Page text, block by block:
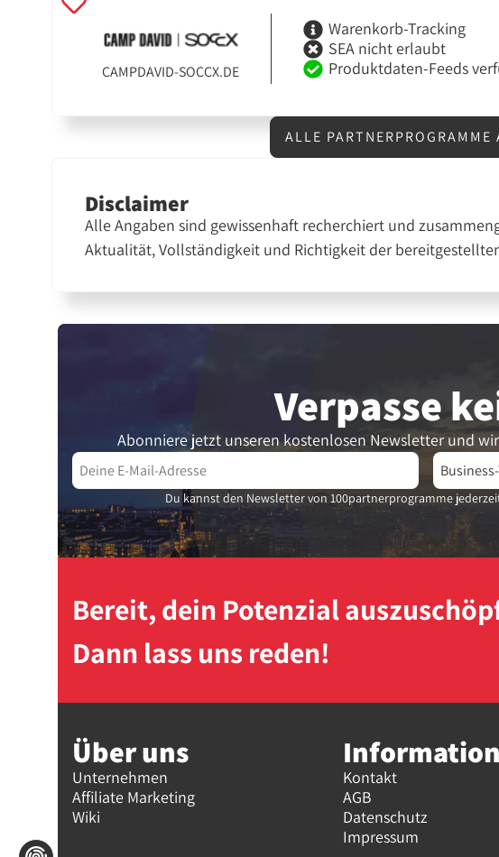
CAMPDAVID-SOCCX.DE
Warenkorb-Tracking
SEA nicht erlaubt
Produktdaten-Feeds
ALLE
Disclaimer
Alle Angaben sind gewissenhaft recherchiert und
Aktualität, Vollständigkeit und Richtigkeit der
Verpasse
Abonniere jetzt unseren kostenlosen Newsletter und
Du kannst den Newsletter von 100partnerprogramme
Bereit, dein Potenzial
Dann lass uns reden!
Über uns
Unternehmen
Affiliate Marketing
Wiki
Kontakt
AGB
Datenschutz
Impressum